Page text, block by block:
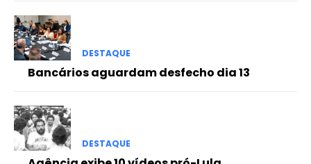
DESTAQUE
Bancários aguardam desfecho dia 13
DESTAQUE